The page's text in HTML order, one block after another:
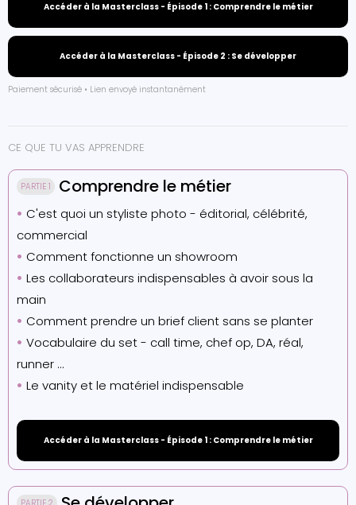
Accéder à la Masterclass - Épisode 1 : Comprendre le métier
Accéder à la Masterclass - Épisode 2 : Se développer
Paiement sécurisé • Lien envoyé instantanément
CE QUE TU VAS APPRENDRE
PARTIE 1 Comprendre le métier
• C'est quoi un styliste photo - éditorial, célébrité,
commercial
• Comment fonctionne un showroom
• Les collaborateurs indispensables à avoir sous la
main
• Comment prendre un brief client sans se planter
• Vocabulaire du set - call time, chef op, DA, réal,
runner ...
• Le vanity et le matériel indispensable
Accéder à la Masterclass - Épisode 1 : Comprendre le métier